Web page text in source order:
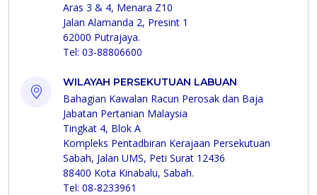
Aras 3 & 4, Menara Z10
Jalan Alamanda 2, Presint 1
62000 Putrajaya.
Tel: 03-88806600
WILAYAH PERSEKUTUAN LABUAN
Bahagian Kawalan Racun Perosak dan Baja
Jabatan Pertanian Malaysia
Tingkat 4, Blok A
Kompleks Pentadbiran Kerajaan Persekutuan
Sabah, Jalan UMS, Peti Surat 12436
88400 Kota Kinabalu, Sabah.
Tel: 08-8233961